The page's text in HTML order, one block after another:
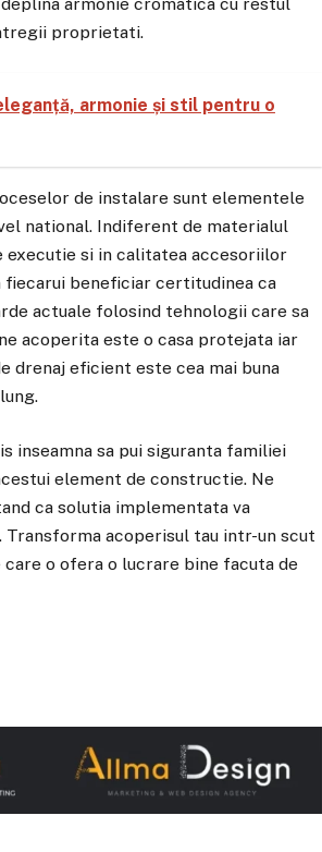
proprietati.
armonie și stil pentru o
de instalare sunt elementele
national. Indiferent de materialul
executie si in calitatea accesoriilor
beneficiar certitudinea ca
actuale folosind tehnologii care sa
acoperita este o casa protejata iar
drenaj eficient este cea mai buna
sa pui siguranta familiei
element de constructie. Ne
ca solutia implementata va
acoperisul tau intr-un scut
o ofera o lucrare bine facuta de